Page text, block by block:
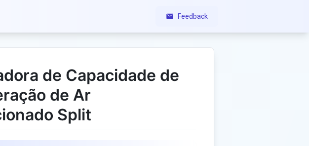
Feedback
de Capacidade de
de Ar
Split